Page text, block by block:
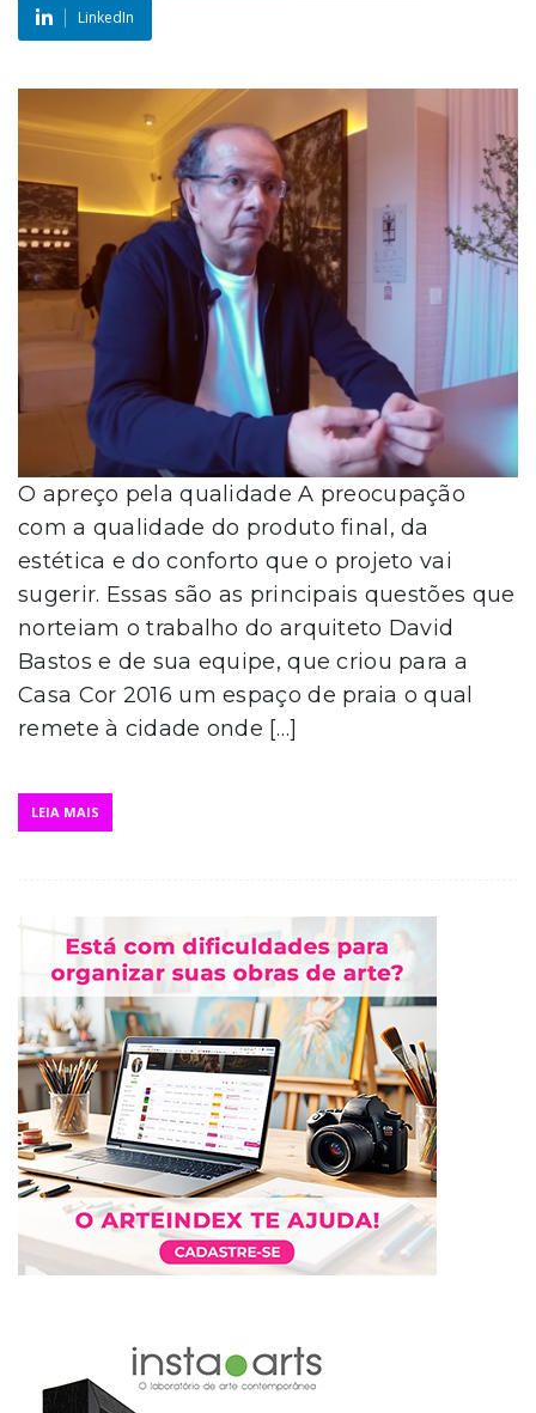
LinkedIn
O apreço pela qualidade A preocupação
com a qualidade do produto final, da
estética e do conforto que o projeto vai
sugerir. Essas são as principais questões que
norteiam o trabalho do arquiteto David
Bastos e de sua equipe, que criou para a
Casa Cor 2016 um espaço de praia o qual
remete à cidade onde […]
LEIA MAIS